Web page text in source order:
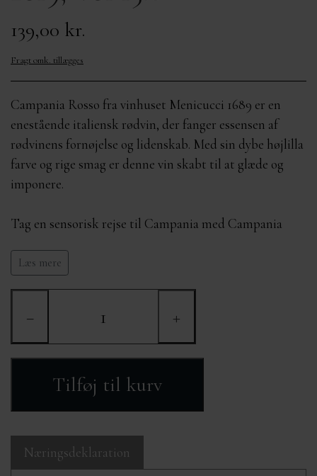
KURVE FRA 400,-
KONTAKT
139,00 kr.
Fragt omk. tillægges
Campania Rosso fra vinhuset Menicucci 1689 er en
enestående italiensk rødvin, der fanger essensen af
rødvinens fornøjelse og lidenskab. Med sin dybe højlilla
farve og rige smag er denne vin skabt til at glæde og
imponere.
Tag en sensorisk rejse til Campania med Campania
Med hvert glas får du en forsmag på den lidenskab og
vinoplevelse.
Læs mere
− +
Tilføj til kurv
Næringsdeklaration